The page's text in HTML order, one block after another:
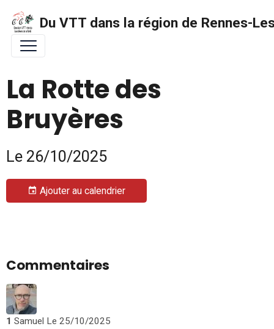
Du VTT dans la région de Rennes-
La Rotte des
Bruyères
Le 26/10/2025
Ajouter au calendrier
Commentaires
1 Samuel Le 25/10/2025